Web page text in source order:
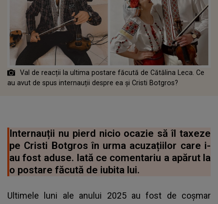
Val de reacții la ultima postare făcută de Cătălina Leca. Ce
au avut de spus internauții despre ea și Cristi Botgros?
Internauții nu pierd nicio ocazie să îl taxeze
pe Cristi Botgros în urma acuzațiilor care i-
au fost aduse. Iată ce comentariu a apărut la
o postare făcută de iubita lui.
Ultimele luni ale anului 2025 au fost de coșmar